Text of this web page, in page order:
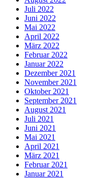
Juli 2022
Juni 2022
Mai 2022
April 2022
März 2022
Februar 2022
Januar 2022
Dezember 2021
November 2021
Oktober 2021
September 2021
August 2021
Juli 2021
Juni 2021
Mai 2021
April 2021
März 2021
Februar 2021
Januar 2021